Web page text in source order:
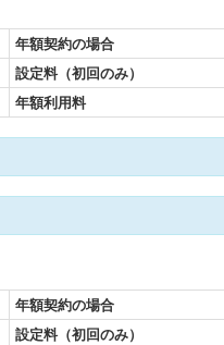
年額契約の場合
設定料（初回のみ）
年額利用料
年額契約の場合
設定料（初回のみ）